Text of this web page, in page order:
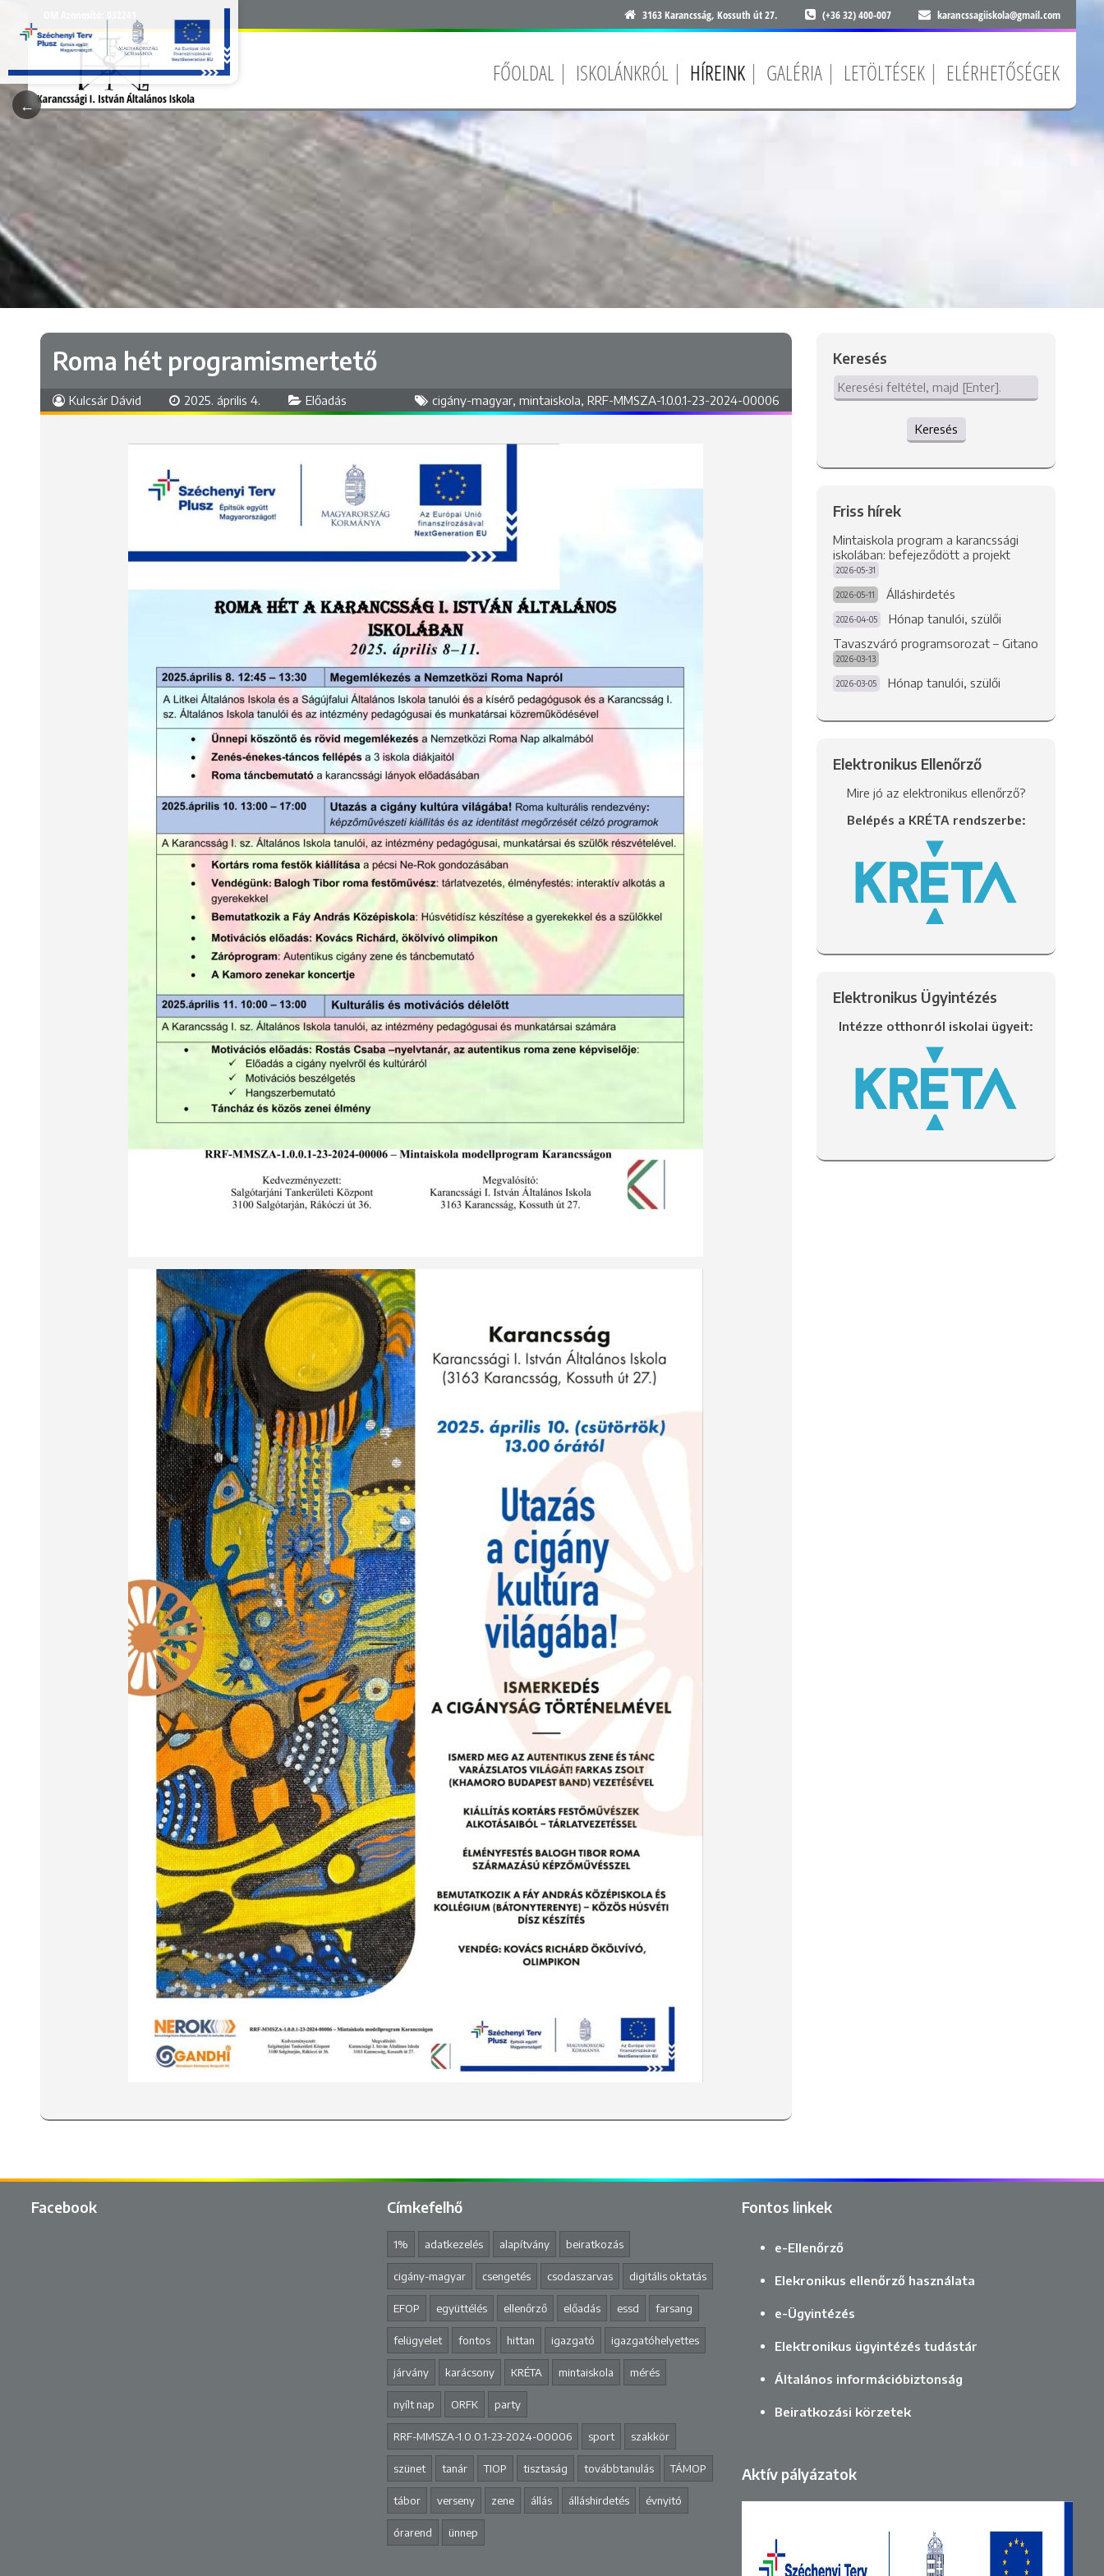
3163 Karancsság, Kossuth út 27. (+36 32) 400-007 karancssagiiskola@gmail.com
FŐOLDAL ISKOLÁNKRÓL HÍREINK GALÉRIA LETÖLTÉSEK ELÉRHETŐSÉGEK
Roma hét programismertető
Kulcsár Dávid 2025. április 4. Előadás cigány-magyar, mintaiskola, RRF-MMSZA-1.0.0.1-23-2024-00006
Keresés
Keresés
Friss hírek
Mintaiskola program a karancssági
iskolában: befejeződött a projekt
2026-05-31
Álláshirdetés
2026-05-11
Hónap tanulói, szülői
2026-04-05
Tavaszváró programsorozat – Gitano
2026-03-13
Hónap tanulói, szülői
2026-03-05
Elektronikus Ellenőrző
Mire jó az elektronikus ellenőrző?
Belépés a KRÉTA rendszerbe:
Elektronikus Ügyintézés
Intézze otthonról iskolai ügyeit:
Facebook Címkefelhő
1% adatkezelés alapítvány beiratkozás
cigány-magyar csengetés csodaszarvas digitális oktatás
EFOP együttélés ellenőrző előadás essd farsang
felügyelet fontos hittan igazgató igazgatóhelyettes
járvány karácsony KRÉTA mintaiskola mérés
nyílt nap ORFK party
RRF-MMSZA-1.0.0.1-23-2024-00006 sport szakkör
szünet tanár TIOP tisztaság továbbtanulás TÁMOP
tábor verseny zene állás álláshirdetés évnyitó
órarend ünnep
Fontos linkek
e-Ellenőrző
Elekronikus ellenőrző használata
e-Ügyintézés
Elektronikus ügyintézés tudástár
Általános információbiztonság
Beiratkozási körzetek
Aktív pályázatok